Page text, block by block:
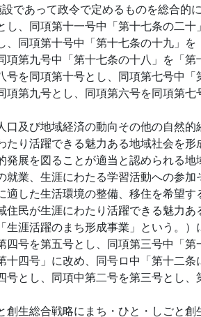
であって政令で定めるものを総合的
、同項第十一号中「第十七条の二十
同項第十号中「第十七条の十九」を
第九号中「第十七条の十八」を「第
を同項第十号とし、同項第七号中「
第九号とし、同項第六号を同項第七
口及び地域経済の動向その他の自然的
たり活躍できる魅力ある地域社会を形
発展を図ることが適当と認められる地
就業、生涯にわたる学習活動への参
適した生活環境の整備、移住を希望す
住民が生涯にわたり活躍できる魅力あ
生涯活躍のまち形成事業」という。）
号を第五号とし、同項第三号中「第
四号」に改め、同号ロ中「第十二条
とし、同項中第二号を第三号とし、
創生総合戦略にまち・ひと・しごと創